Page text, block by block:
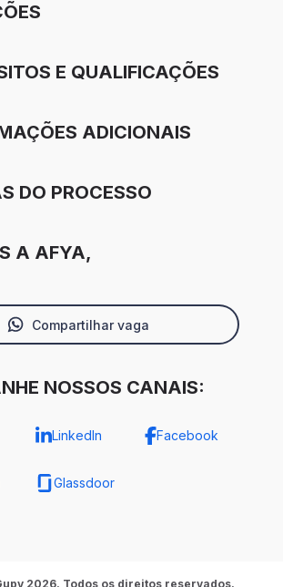
E QUALIFICAÇÕES
ADICIONAIS
DO PROCESSO
A AFYA,
Compartilhar vaga
NOSSOS CANAIS:
LinkedIn Facebook
Glassdoor
2026. Todos os direitos reservados.